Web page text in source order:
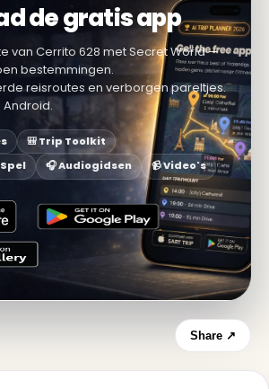
de gratis app
van Cerrito 628 met Secret World —
bestemmingen.
reisroutes en verborgen pareltjes.
Android.
🎒 Trip Toolkit
🎧 Audiogidsen 📹 Video's
Share ↗